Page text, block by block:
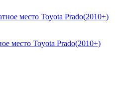
место Toyota Prado(2010+)